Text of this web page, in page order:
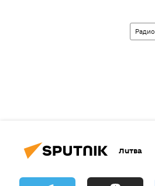
Радио
Литва